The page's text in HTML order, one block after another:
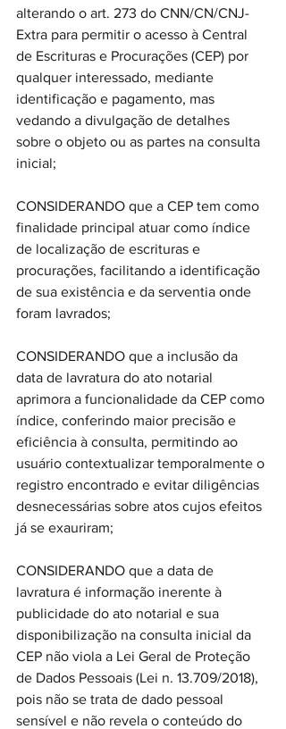
alterando o art. 273 do CNN/CN/CNJ-
Extra para permitir o acesso à Central
de Escrituras e Procurações (CEP) por
qualquer interessado, mediante
identificação e pagamento, mas
vedando a divulgação de detalhes
sobre o objeto ou as partes na consulta
inicial;
CONSIDERANDO que a CEP tem como
finalidade principal atuar como índice
de localização de escrituras e
procurações, facilitando a identificação
de sua existência e da serventia onde
foram lavrados;
CONSIDERANDO que a inclusão da
data de lavratura do ato notarial
aprimora a funcionalidade da CEP como
índice, conferindo maior precisão e
eficiência à consulta, permitindo ao
usuário contextualizar temporalmente o
registro encontrado e evitar diligências
desnecessárias sobre atos cujos efeitos
já se exauriram;
CONSIDERANDO que a data de
lavratura é informação inerente à
publicidade do ato notarial e sua
disponibilização na consulta inicial da
CEP não viola a Lei Geral de Proteção
de Dados Pessoais (Lei n. 13.709/2018),
pois não se trata de dado pessoal
sensível e não revela o conteúdo do